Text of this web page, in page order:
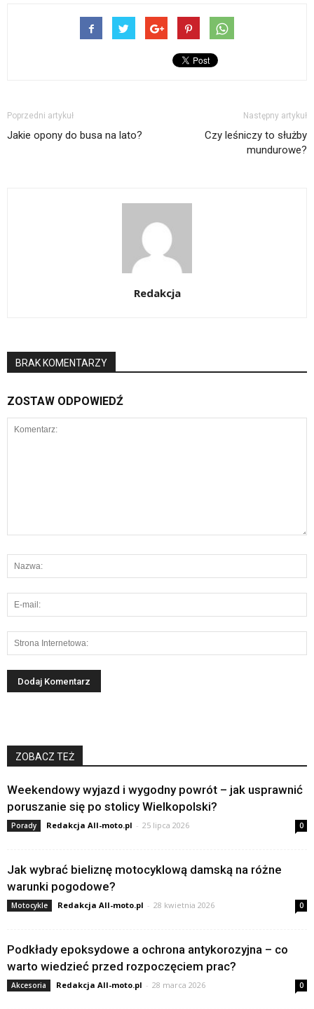
Poprzedni artykuł
Jakie opony do busa na lato?
Następny artykuł
Czy leśniczy to służby
mundurowe?
Redakcja
BRAK KOMENTARZY
ZOSTAW ODPOWIEDŹ
ZOBACZ TEŻ
Weekendowy wyjazd i wygodny powrót – jak usprawnić
poruszanie się po stolicy Wielkopolski?
Porady Redakcja All-moto.pl - 25 lipca 2026 0
Jak wybrać bieliznę motocyklową damską na różne
warunki pogodowe?
Motocykle Redakcja All-moto.pl - 28 kwietnia 2026 0
Podkłady epoksydowe a ochrona antykorozyjna – co
warto wiedzieć przed rozpoczęciem prac?
Akcesoria Redakcja All-moto.pl - 28 marca 2026 0